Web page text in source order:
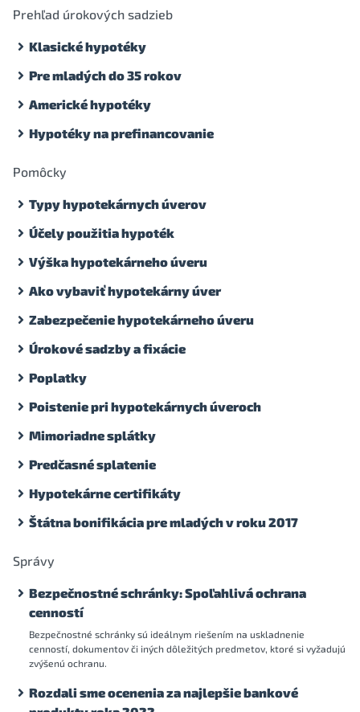
Prehľad úrokových sadzieb
Klasické hypotéky
Pre mladých do 35 rokov
Americké hypotéky
Hypotéky na prefinancovanie
Pomôcky
Typy hypotekárnych úverov
Účely použitia hypoték
Výška hypotekárneho úveru
Ako vybaviť hypotekárny úver
Zabezpečenie hypotekárneho úveru
Úrokové sadzby a fixácie
Poplatky
Poistenie pri hypotekárnych úveroch
Mimoriadne splátky
Predčasné splatenie
Hypotekárne certifikáty
Štátna bonifikácia pre mladých v roku 2017
Správy
Bezpečnostné schránky: Spoľahlivá ochrana
cenností
Bezpečnostné schránky sú ideálnym riešením na uskladnenie
cenností, dokumentov či iných dôležitých predmetov, ktoré si vyžadujú
zvýšenú ochranu.
Rozdali sme ocenenia za najlepšie bankové